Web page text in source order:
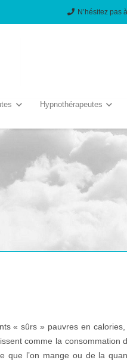
N’hésitez pas
Hypnothérapeutes
« sûrs » pauvres en
comme la consommation
l’on mange ou de la